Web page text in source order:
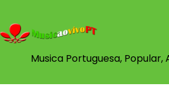
content
Musica Portuguesa, Popular,